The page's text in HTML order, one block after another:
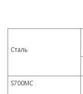
Сталь
S700MC